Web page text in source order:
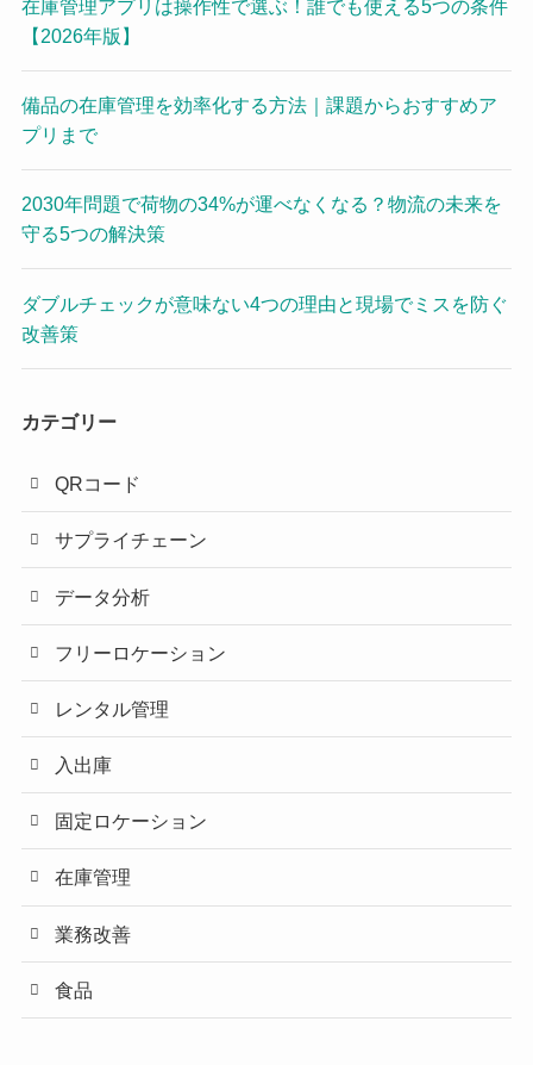
在庫管理アプリは操作性で選ぶ！誰でも使える5つの条件
【2026年版】
備品の在庫管理を効率化する方法｜課題からおすすめア
プリまで
2030年問題で荷物の34%が運べなくなる？物流の未来を
守る5つの解決策
ダブルチェックが意味ない4つの理由と現場でミスを防ぐ
改善策
カテゴリー
QRコード
サプライチェーン
データ分析
フリーロケーション
レンタル管理
入出庫
固定ロケーション
在庫管理
業務改善
食品